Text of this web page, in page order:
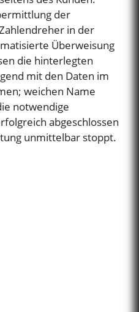
der
in der
Überweisung
die hinterlegten
mit den Daten im
weichen Name
notwendige
abgeschlossen
unmittelbar stoppt.